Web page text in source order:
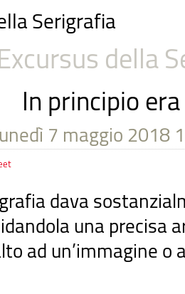
Serigrafia
della
In principio
7 maggio 2018
dava
una precisa
ad un’immagine o